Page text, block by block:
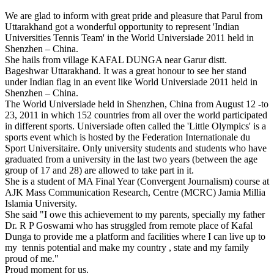
We are glad to inform with great pride and pleasure that Parul from
Uttarakhand got a wonderful opportunity to represent 'Indian
Universities Tennis Team' in the World Universiade 2011 held in
Shenzhen – China.
She hails from village KAFAL DUNGA near Garur distt.
Bageshwar Uttarakhand. It was a great honour to see her stand
under Indian flag in an event like World Universiade 2011 held in
Shenzhen – China.
The World Universiade held in Shenzhen, China from August 12 -to
23, 2011 in which 152 countries from all over the world participated
in different sports. Universiade often called the 'Little Olympics' is a
sports event which is hosted by the Federation Internationale du
Sport Universitaire. Only university students and students who have
graduated from a university in the last two years (between the age
group of 17 and 28) are allowed to take part in it.
She is a student of MA Final Year (Convergent Journalism) course at
AJK Mass Communication Research, Centre (MCRC) Jamia Millia
Islamia University.
She said "I owe this achievement to my parents, specially my father
Dr. R P Goswami who has struggled from remote place of Kafal
Dunga to provide me a platform and facilities where I can live up to
my tennis potential and make my country , state and my family
proud of me."
Proud moment for us.